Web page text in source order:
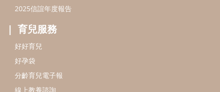
信誼基金出版社
閱讀推廣
Bookstart閱讀起步走
信誼幼兒文學獎
信誼兒童動畫獎
小袋鼠說故事劇團